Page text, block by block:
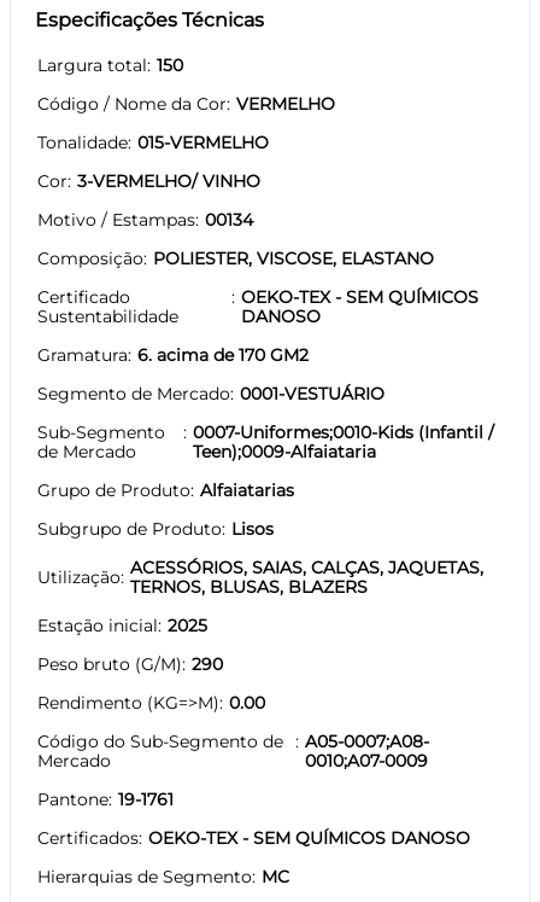
Especificações Técnicas
Largura total 150
Código / Nome da Cor VERMELHO
Tonalidade 015-VERMELHO
Cor 3-VERMELHO/ VINHO
Motivo / Estampas 00134
Composição POLIESTER, VISCOSE, ELASTANO
Certificado
Sustentabilidade
OEKO-TEX - SEM QUÍMICOS
DANOSO
Gramatura 6. acima de 170 GM2
Segmento de Mercado 0001-VESTUÁRIO
Sub-Segmento
de Mercado
0007-Uniformes;0010-Kids (Infantil /
Teen);0009-Alfaiataria
Grupo de Produto Alfaiatarias
Subgrupo de Produto Lisos
Utilização ACESSÓRIOS, SAIAS, CALÇAS, JAQUETAS,
TERNOS, BLUSAS, BLAZERS
Estação inicial 2025
Peso bruto (G/M) 290
Rendimento (KG=>M) 0.00
Código do Sub-Segmento de
Mercado
A05-0007;A08-
0010;A07-0009
Pantone 19-1761
Certificados OEKO-TEX - SEM QUÍMICOS DANOSO
Hierarquias de Segmento MC